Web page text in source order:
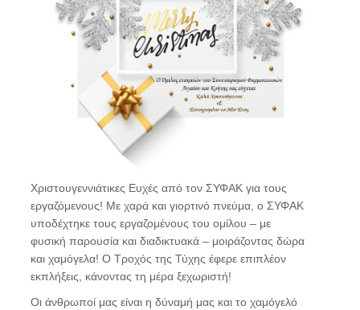
Χριστουγεννιάτικες Ευχές από τον ΣΥΦΑΚ για τους
εργαζόμενους! Με χαρά και γιορτινό πνεύμα, ο ΣΥΦΑΚ
υποδέχτηκε τους εργαζομένους του ομίλου – με
φυσική παρουσία και διαδικτυακά – μοιράζοντας δώρα
και χαμόγελα! Ο Τροχός της Τύχης έφερε επιπλέον
εκπλήξεις, κάνοντας τη μέρα ξεχωριστή!
Οι άνθρωποί μας είναι η δύναμή μας και το χαμόγελό